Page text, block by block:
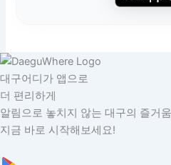
대구어디가 앱으로
더 편리하게
알림으로 놓치지 않는 대구의 즐거움
지금 바로 시작해보세요!